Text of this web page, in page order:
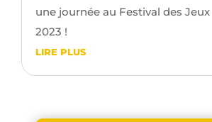
une journée au Festival des
2023 !
LIRE PLUS